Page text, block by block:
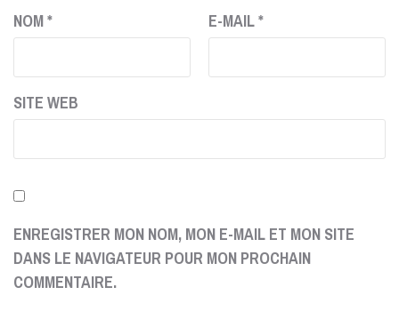
NOM* E-MAIL*
SITE WEB
ENREGISTRER MON NOM, MON E-MAIL ET MON SITE
DANS LE NAVIGATEUR POUR MON PROCHAIN
COMMENTAIRE.